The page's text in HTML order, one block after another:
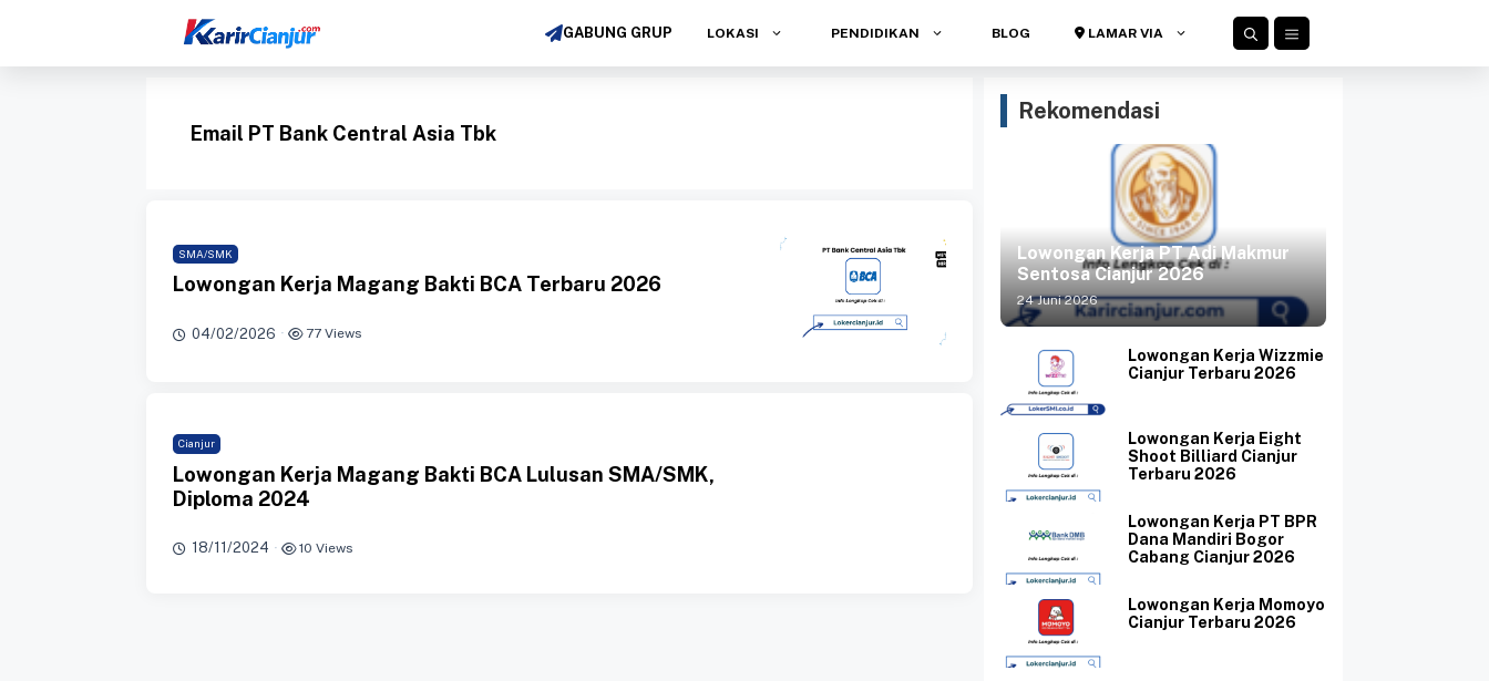
isi
GABUNG GRUP LOKASI PENDIDIKAN BLOG LAMAR VIA
Email PT Bank Central Asia Tbk
SMA/SMK
Lowongan Kerja Magang Bakti BCA Terbaru 2026
04/02/2026 · 77 Views
Cianjur
Lowongan Kerja Magang Bakti BCA Lulusan SMA/SMK,
Diploma 2024
18/11/2024 · 10 Views
Rekomendasi
Lowongan Kerja PT Adi Makmur
Sentosa Cianjur 2026
24 Juni 2026
Lowongan Kerja Wizzmie
Cianjur Terbaru 2026
Lowongan Kerja Eight
Shoot Billiard Cianjur
Terbaru 2026
Lowongan Kerja PT BPR
Dana Mandiri Bogor
Cabang Cianjur 2026
Lowongan Kerja Momoyo
Cianjur Terbaru 2026